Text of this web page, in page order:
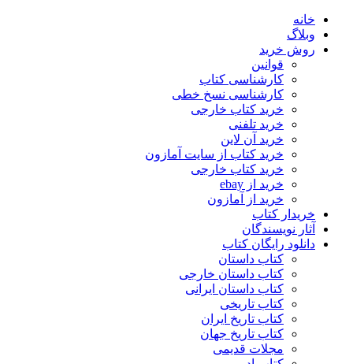
خانه
وبلاگ
روش خرید
قوانین
کارشناسی کتاب
کارشناسی نسخ خطی
خرید کتاب خارجی
خرید تلفنی
خرید آن لاین
خرید کتاب از سایت آمازون
خرید کتاب خارجی
خرید از ebay
خرید از آمازون
خریدار کتاب
آثار نویسندگان
دانلود رایگان کتاب
کتاب داستان
کتاب داستان خارجی
کتاب داستان ایرانی
کتاب تاریخی
کتاب تاریخ ایران
کتاب تاریخ جهان
مجلات قدیمی